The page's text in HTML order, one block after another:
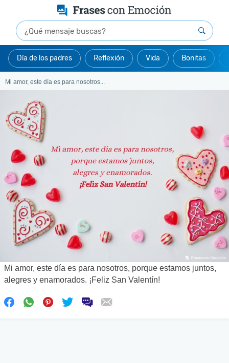
Día de los padres Reflexión Vida Bonitas
Mi amor, este día es para nosotros...
Mi amor, este día es para nosotros, porque estamos juntos,
alegres y enamorados. ¡Feliz San Valentín!